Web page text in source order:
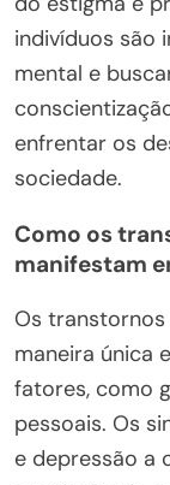
indivíduos são
mental e
enfrentar os
sociedade.
Como os
manifestam
Os
maneira única
fatores, como
pessoais. Os
e depressão a